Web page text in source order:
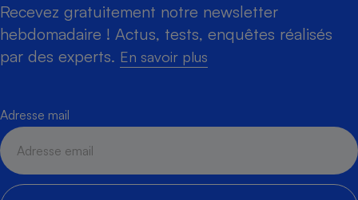
Recevez gratuitement notre newsletter
hebdomadaire ! Actus, tests, enquêtes réalisés
par des experts. En savoir plus
Adresse mail